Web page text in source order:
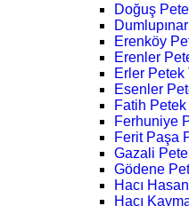
Doğuş
Erenköy
Erenler
Erler Petek
Esenler
Fatih
Ferhuniye
Ferit Paşa
Gazali
Gödene
Hacı
Hacı